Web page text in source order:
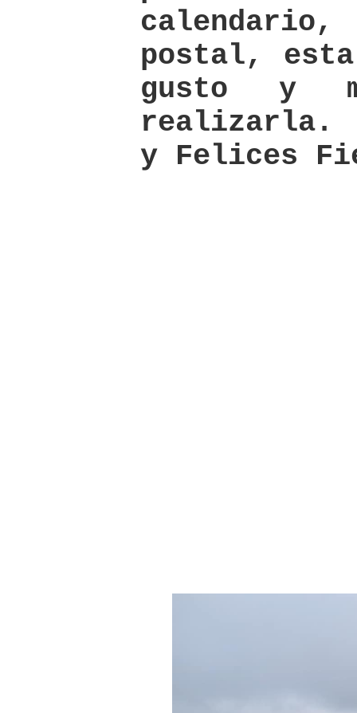
postal, esta
gusto y
realizarla.
y Felices